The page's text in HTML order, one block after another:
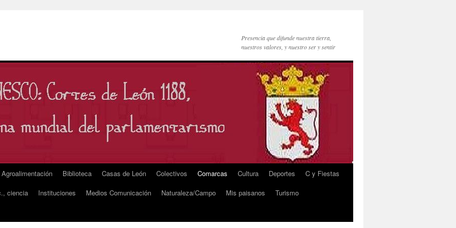
Presencia que difunde nuestra tierra,
nuestros valores, y nuestro ser y sentir
Agroalimentación Biblioteca Casas de León Colectivos Comarcas Cultura Deportes
C y Fiestas
ciencia Instituciones Medios Comunicación Naturaleza/Campo Mis paisanos
Turismo